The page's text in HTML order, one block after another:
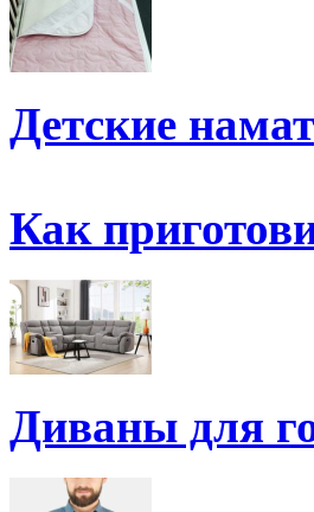
Детские
Как
Диваны для